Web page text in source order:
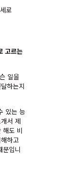
로
고르는
일을
하는지
있는 능
서 제
해도 비
하고
문입니